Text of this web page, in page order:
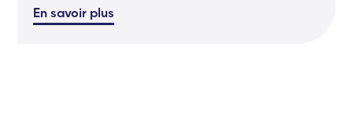
En savoir plus